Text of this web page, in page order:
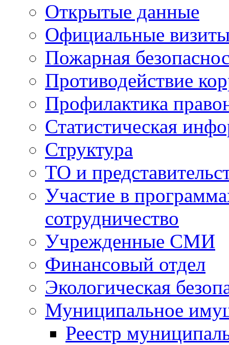
Открытые данные
Официальные
Пожарная
Противодействие
Профилактика
Статистическая
Структура
ТО и
Участие в
сотрудничество
Учрежденные СМИ
Финансовый отдел
Экологическая
Муниципальное
Реестр